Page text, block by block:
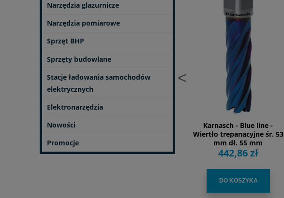
Narzędzia glazurnicze
Narzędzia pomiarowe
Sprzęt BHP
Sprzęty budowlane
Stacje ładowania samochodów
elektrycznych
Elektronarzędzia
Nowości
Promocje
<
- Blue line -
mm dł. 55 mm
244,22 zł 244,22 zł
Karnasch - Blue line -
Wiertło trepanacyjne śr. 53
mm dł. 55 mm
442,86 zł
DO KOSZYKA